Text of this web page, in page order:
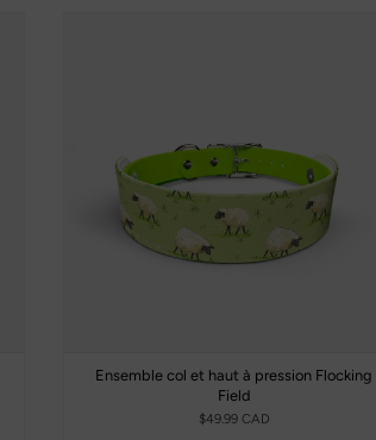
Ensemble col et haut à pression Flocking
Field
$49.99 CAD